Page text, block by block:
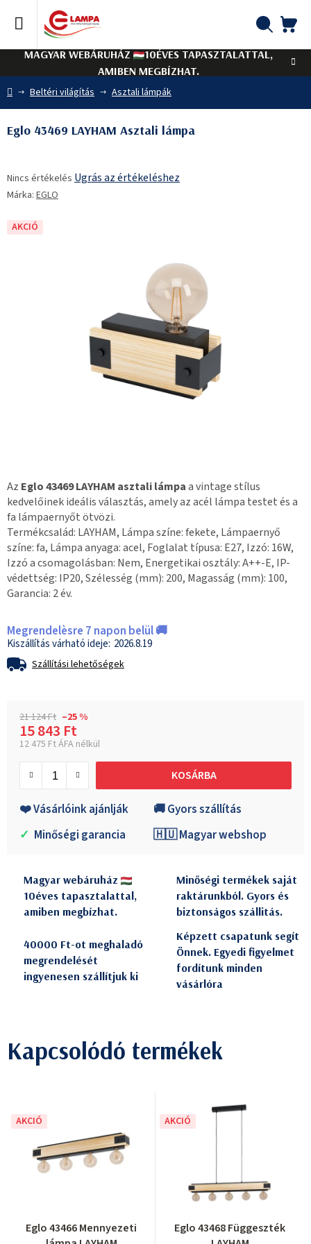
tartalomhoz
MAGYAR WEBÁRUHÁZ
10ÉVES TAPASZTALATTAL,
AMIBEN MEGBÍZHAT.
Kezdőlap
Beltéri világítás Asztali lámpák
Az Eglo 43469 LAYHAM asztali lámpaa vintage stílus
kedvelőinek ideális választás, amely az acél lámpa testet és a
fa lámpaernyőt ötvözi.
Termékcsalád: LAYHAM, Lámpa színe: fekete, Lámpaernyő
színe: fa, Lámpa anyaga: acel, Foglalat típusa: E27, Izzó: 16W,
Izzó a csomagolásban: Nem, Energetikai osztály: A++-E, IP-
védettség: IP20, Szélesség (mm): 200, Magasság (mm): 100,
Garancia: 2 év.
Megrendelèsre 7 napon belül 🚚
2026.8.19
Szállítási lehetőségek
21 124 Ft –25 %
15 843 Ft
12 475 Ft ÁFA nélkül
KOSÁRBA
❤️ Vásárlóink ajánlják
🚚 Gyors szállítás
✓ Minőségi garancia 🇭🇺 Magyar webshop
Eglo 43469 LAYHAM Asztali lámpa
termék
átlagos
5-
Nincs értékelés Ugrás az értékeléshez
Márka: EGLO
AKCIÓ
Magyar webáruház
10éves tapasztalattal,
amiben megbízhat.
Minőségi termékek saját
raktárunkból. Gyors és
biztonságos szállitás.
40000 Ft-ot meghaladó
megrendelését
ingyenesen szállítjuk ki
Képzett csapatunk segít
Önnek. Egyedi figyelmet
fordítunk minden
vásárlóra
Kapcsolódó termékek
AKCIÓ
Eglo 43466 Mennyezeti
AKCIÓ
Eglo 43468 Függeszték